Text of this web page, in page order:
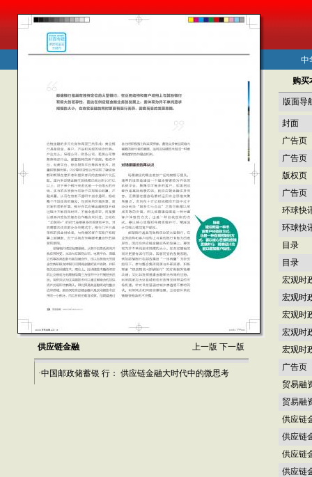
供应链金融 上一版 下一版
·中国邮政储蓄银 行： 供应链金融大时代中的微思考
购买
版面导
封面
广告页
广告页
版权页
广告页
环球快
环球快
目录
目录
宏观时
宏观时
宏观时
宏观时
宏观时
广告页
贸易融
贸易融
供应链
供应链
供应链
供应链